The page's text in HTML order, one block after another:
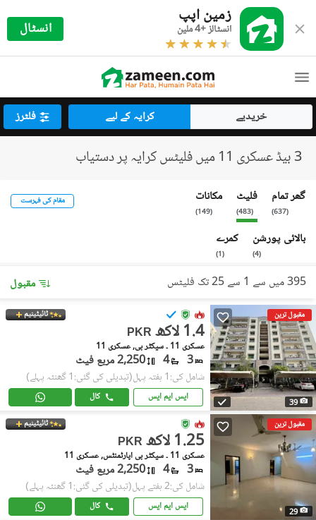
زمین اپپ
انسٹالز +4 ملین انسٹال
خریدیے کرایہ کے لیے فلٹرز
3 بیڈ عسکری 11 میں فلیٹس کرایہ پر دستیاب
گھر تمام
(
637
)
فلیٹ
(
483
)
مکانات
(
149
)
بالائی پورشن
(
4
)
کمرے
(
1
)
مقام کی فہرست
395 میں سے 1 سے 25 تک فلیٹس مقبول
مقبول ترین
39
ٹائیٹینیم
PKR 1.4 لاکھ
عسکری 11 ۔ سیکٹر بی, عسکری 11
3
4 2,250 مربع فیٹ
شامل کی:1 ہفتہ پہل (تبدیلی کی گئی:1 گھنٹہ پہلے)
ایس ایم ایس کال
مقبول ترین
29
ٹائیٹینیم
PKR 1.25 لاکھ
عسکری 11 ۔ سیکٹر بی اپارٹمنٹس, عسکری 11
3
4 2,250 مربع فیٹ
شامل کی:2 ہفتے پہل (تبدیلی کی گئی:1 گھنٹہ پہلے)
ایس ایم ایس کال